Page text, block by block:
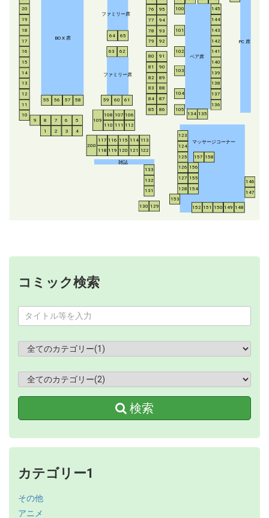
BO X 席
ファミリー席
ファミリー席
ペア席
PC 席
マッサージコーナー
雑誌
1 2 3 4
5
6
7
8
9
10
11
12
13
14
15
16
17
18
19
20
55 56 57 58 59 60 61
62
63
64 65
76
77
78
79
80
81
82
83
84
85 86
87
88
89
90
91
92
93
94
95
100
101
102
103
104
105
106
107
108
109
110 111 112
113
114
115
116
117
118 119 120 121 122
123
124
125
126
127
128
129
130
131
132
133
134 135
136
137
138
139
140
141
142
143
144
145
146
147
148
149
150
151
152
153
154
155
156
157 158
200
コミック検索
検索
カテゴリー1
その他
アニメ